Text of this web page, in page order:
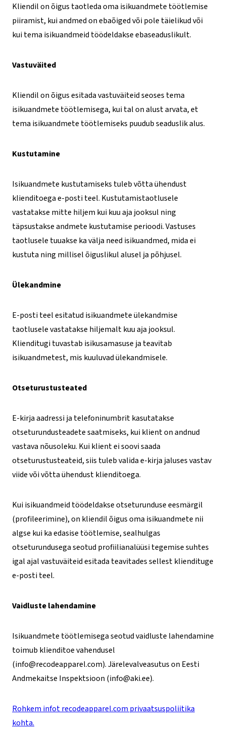
Kliendil on õigus taotleda oma isikuandmete töötlemise
piiramist, kui andmed on ebaõiged või pole täielikud või
kui tema isikuandmeid töödeldakse ebaseaduslikult.
Vastuväited
Kliendil on õigus esitada vastuväiteid seoses tema
isikuandmete töötlemisega, kui tal on alust arvata, et
tema isikuandmete töötlemiseks puudub seaduslik alus.
Kustutamine
Isikuandmete kustutamiseks tuleb võtta ühendust
klienditoega e-posti teel. Kustutamistaotlusele
vastatakse mitte hiljem kui kuu aja jooksul ning
täpsustakse andmete kustutamise perioodi. Vastuses
taotlusele tuuakse ka välja need isikuandmed, mida ei
kustuta ning millisel õiguslikul alusel ja põhjusel.
Ülekandmine
E-posti teel esitatud isikuandmete ülekandmise
taotlusele vastatakse hiljemalt kuu aja jooksul.
Klienditugi tuvastab isikusamasuse ja teavitab
isikuandmetest, mis kuuluvad ülekandmisele.
Otseturustusteated
E-kirja aadressi ja telefoninumbrit kasutatakse
otseturundusteadete saatmiseks, kui klient on andnud
vastava nõusoleku. Kui klient ei soovi saada
otseturustusteateid, siis tuleb valida e-kirja jaluses vastav
viide või võtta ühendust klienditoega.
Kui isikuandmeid töödeldakse otseturunduse eesmärgil
(profileerimine), on kliendil õigus oma isikuandmete nii
algse kui ka edasise töötlemise, sealhulgas
otseturundusega seotud profiilianalüüsi tegemise suhtes
igal ajal vastuväiteid esitada teavitades sellest kliendituge
e-posti teel.
Vaidluste lahendamine
Isikuandmete töötlemisega seotud vaidluste lahendamine
toimub klienditoe vahendusel
(info@recodeapparel.com). Järelevalveasutus on Eesti
Andmekaitse Inspektsioon (info@aki.ee).
Rohkem infot recodeapparel.com privaatsuspoliitika
kohta.